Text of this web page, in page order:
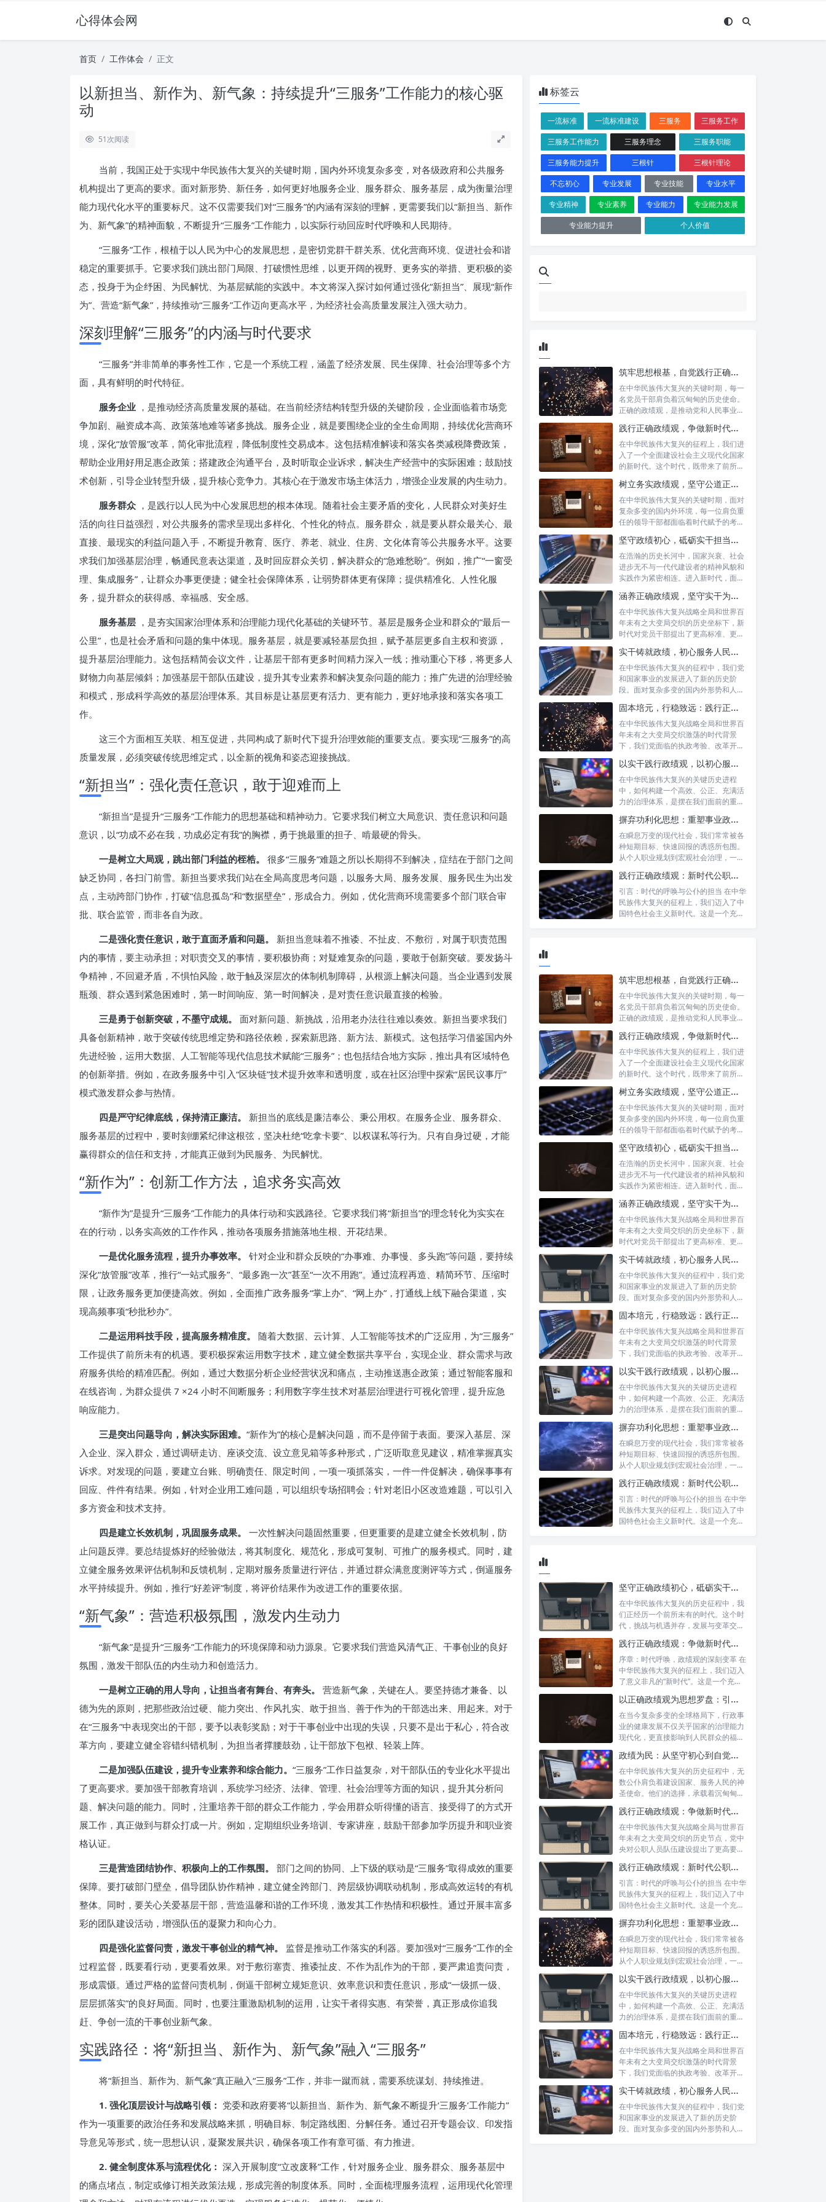
心得体会网
首页 工作体会 正文
以新担当、新作为、新气象：持续提升“三服务”工作能力的核心驱
动
51次阅读
当前，我国正处于实现中华民族伟大复兴的关键时期，国内外环境复杂多变，对各级政府和公共服务
机构提出了更高的要求。面对新形势、新任务，如何更好地服务企业、服务群众、服务基层，成为衡量治理
能力现代化水平的重要标尺。这不仅需要我们对“三服务”的内涵有深刻的理解，更需要我们以“新担当、新作
为、新气象”的精神面貌，不断提升“三服务”工作能力，以实际行动回应时代呼唤和人民期待。
“三服务”工作，根植于以人民为中心的发展思想，是密切党群干群关系、优化营商环境、促进社会和谐
稳定的重要抓手。它要求我们跳出部门局限、打破惯性思维，以更开阔的视野、更务实的举措、更积极的姿
态，投身于为企纾困、为民解忧、为基层赋能的实践中。本文将深入探讨如何通过强化“新担当”、展现“新作
为”、营造“新气象”，持续推动“三服务”工作迈向更高水平，为经济社会高质量发展注入强大动力。
深刻理解“三服务”的内涵与时代要求
“三服务”并非简单的事务性工作，它是一个系统工程，涵盖了经济发展、民生保障、社会治理等多个方
面，具有鲜明的时代特征。
服务企业 ，是推动经济高质量发展的基础。在当前经济结构转型升级的关键阶段，企业面临着市场竞
争加剧、融资成本高、政策落地难等诸多挑战。服务企业，就是要围绕企业的全生命周期，持续优化营商环
境，深化“放管服”改革，简化审批流程，降低制度性交易成本。这包括精准解读和落实各类减税降费政策，
帮助企业用好用足惠企政策；搭建政企沟通平台，及时听取企业诉求，解决生产经营中的实际困难；鼓励技
术创新，引导企业转型升级，提升核心竞争力。其核心在于激发市场主体活力，增强企业发展的内生动力。
服务群众 ，是践行以人民为中心发展思想的根本体现。随着社会主要矛盾的变化，人民群众对美好生
活的向往日益强烈，对公共服务的需求呈现出多样化、个性化的特点。服务群众，就是要从群众最关心、最
直接、最现实的利益问题入手，不断提升教育、医疗、养老、就业、住房、文化体育等公共服务水平。这要
求我们加强基层治理，畅通民意表达渠道，及时回应群众关切，解决群众的“急难愁盼”。例如，推广“一窗受
理、集成服务”，让群众办事更便捷；健全社会保障体系，让弱势群体更有保障；提供精准化、人性化服
务，提升群众的获得感、幸福感、安全感。
服务基层 ，是夯实国家治理体系和治理能力现代化基础的关键环节。基层是服务企业和群众的“最后一
公里”，也是社会矛盾和问题的集中体现。服务基层，就是要减轻基层负担，赋予基层更多自主权和资源，
提升基层治理能力。这包括精简会议文件，让基层干部有更多时间精力深入一线；推动重心下移，将更多人
财物力向基层倾斜；加强基层干部队伍建设，提升其专业素养和解决复杂问题的能力；推广先进的治理经验
和模式，形成科学高效的基层治理体系。其目标是让基层更有活力、更有能力，更好地承接和落实各项工
作。
这三个方面相互关联、相互促进，共同构成了新时代下提升治理效能的重要支点。要实现“三服务”的高
质量发展，必须突破传统思维定式，以全新的视角和姿态迎接挑战。
“新担当”：强化责任意识，敢于迎难而上
“新担当”是提升“三服务”工作能力的思想基础和精神动力。它要求我们树立大局意识、责任意识和问题
意识，以“功成不必在我，功成必定有我”的胸襟，勇于挑最重的担子、啃最硬的骨头。
一是树立大局观，跳出部门利益的桎梏。
很多“三服务”难题之所以长期得不到解决，症结在于部门之间
缺乏协同，各扫门前雪。新担当要求我们站在全局高度思考问题，以服务大局、服务发展、服务民生为出发
点，主动跨部门协作，打破“信息孤岛”和“数据壁垒”，形成合力。例如，优化营商环境需要多个部门联合审
批、联合监管，而非各自为政。
二是强化责任意识，敢于直面矛盾和问题。
新担当意味着不推诿、不扯皮、不敷衍，对属于职责范围
内的事情，要主动承担；对职责交叉的事情，要积极协商；对疑难复杂的问题，要敢于创新突破。要发扬斗
争精神，不回避矛盾，不惧怕风险，敢于触及深层次的体制机制障碍，从根源上解决问题。当企业遇到发展
瓶颈、群众遇到紧急困难时，第一时间响应、第一时间解决，是对责任意识最直接的检验。
三是勇于创新突破，不墨守成规。
面对新问题、新挑战，沿用老办法往往难以奏效。新担当要求我们
具备创新精神，敢于突破传统思维定势和路径依赖，探索新思路、新方法、新模式。这包括学习借鉴国内外
先进经验，运用大数据、人工智能等现代信息技术赋能“三服务”；也包括结合地方实际，推出具有区域特色
的创新举措。例如，在政务服务中引入“区块链”技术提升效率和透明度，或在社区治理中探索“居民议事厅”
模式激发群众参与热情。
四是严守纪律底线，保持清正廉洁。
新担当的底线是廉洁奉公、秉公用权。在服务企业、服务群众、
服务基层的过程中，要时刻绷紧纪律这根弦，坚决杜绝“吃拿卡要”、以权谋私等行为。只有自身过硬，才能
赢得群众的信任和支持，才能真正做到为民服务、为民解忧。
“新作为”：创新工作方法，追求务实高效
“新作为”是提升“三服务”工作能力的具体行动和实践路径。它要求我们将“新担当”的理念转化为实实在
在的行动，以务实高效的工作作风，推动各项服务措施落地生根、开花结果。
一是优化服务流程，提升办事效率。
针对企业和群众反映的“办事难、办事慢、多头跑”等问题，要持续
深化“放管服”改革，推行“一站式服务”、“最多跑一次”甚至“一次不用跑”。通过流程再造、精简环节、压缩时
限，让政务服务更加便捷高效。例如，全面推广政务服务“掌上办”、“网上办”，打通线上线下融合渠道，实
现高频事项“秒批秒办”。
二是运用科技手段，提高服务精准度。
随着大数据、云计算、人工智能等技术的广泛应用，为“三服务”
工作提供了前所未有的机遇。要积极探索运用数字技术，建立健全数据共享平台，实现企业、群众需求与政
府服务供给的精准匹配。例如，通过大数据分析企业经营状况和痛点，主动推送惠企政策；通过智能客服和
在线咨询，为群众提供 7 ×24 小时不间断服务；利用数字孪生技术对基层治理进行可视化管理，提升应急
响应能力。
三是突出问题导向，解决实际困难。 “新作为”的核心是解决问题，而不是停留于表面。要深入基层、深
入企业、深入群众，通过调研走访、座谈交流、设立意见箱等多种形式，广泛听取意见建议，精准掌握真实
诉求。对发现的问题，要建立台账、明确责任、限定时间，一项一项抓落实，一件一件促解决，确保事事有
回应、件件有结果。例如，针对企业用工难问题，可以组织专场招聘会；针对老旧小区改造难题，可以引入
多方资金和技术支持。
四是建立长效机制，巩固服务成果。
一次性解决问题固然重要，但更重要的是建立健全长效机制，防
止问题反弹。要总结提炼好的经验做法，将其制度化、规范化，形成可复制、可推广的服务模式。同时，建
立健全服务效果评估机制和反馈机制，定期对服务质量进行评估，并通过群众满意度测评等方式，倒逼服务
水平持续提升。例如，推行“好差评”制度，将评价结果作为改进工作的重要依据。
“新气象”：营造积极氛围，激发内生动力
“新气象”是提升“三服务”工作能力的环境保障和动力源泉。它要求我们营造风清气正、干事创业的良好
氛围，激发干部队伍的内生动力和创造活力。
一是树立正确的用人导向，让担当者有舞台、有奔头。
营造新气象，关键在人。要坚持德才兼备、以
德为先的原则，把那些政治过硬、能力突出、作风扎实、敢于担当、善于作为的干部选出来、用起来。对于
在“三服务”中表现突出的干部，要予以表彰奖励；对于干事创业中出现的失误，只要不是出于私心，符合改
革方向，要建立健全容错纠错机制，为担当者撑腰鼓劲，让干部放下包袱、轻装上阵。
二是加强队伍建设，提升专业素养和综合能力。 “三服务”工作日益复杂，对干部队伍的专业化水平提出
了更高要求。要加强干部教育培训，系统学习经济、法律、管理、社会治理等方面的知识，提升其分析问
题、解决问题的能力。同时，注重培养干部的群众工作能力，学会用群众听得懂的语言、接受得了的方式开
展工作，真正做到与群众打成一片。例如，定期组织业务培训、专家讲座，鼓励干部参加学历提升和职业资
格认证。
三是营造团结协作、积极向上的工作氛围。
部门之间的协同、上下级的联动是“三服务”取得成效的重要
保障。要打破部门壁垒，倡导团队协作精神，建立健全跨部门、跨层级协调联动机制，形成高效运转的有机
整体。同时，要关心关爱基层干部，营造温馨和谐的工作环境，激发其工作热情和积极性。通过开展丰富多
彩的团队建设活动，增强队伍的凝聚力和向心力。
四是强化监督问责，激发干事创业的精气神。
监督是推动工作落实的利器。要加强对“三服务”工作的全
过程监督，既要看行动，更要看效果。对于敷衍塞责、推诿扯皮、不作为乱作为的干部，要严肃追责问责，
形成震慑。通过严格的监督问责机制，倒逼干部树立规矩意识、效率意识和责任意识，形成“一级抓一级、
层层抓落实”的良好局面。同时，也要注重激励机制的运用，让实干者得实惠、有荣誉，真正形成你追我
赶、争创一流的干事创业新气象。
实践路径：将“新担当、新作为、新气象”融入“三服务”
将“新担当、新作为、新气象”真正融入“三服务”工作，并非一蹴而就，需要系统谋划、持续推进。
1. 强化顶层设计与战略引领： 党委和政府要将“以新担当、新作为、新气象不断提升‘三服务’工作能力”
作为一项重要的政治任务和发展战略来抓，明确目标、制定路线图、分解任务。通过召开专题会议、印发指
导意见等形式，统一思想认识，凝聚发展共识，确保各项工作有章可循、有力推进。
2. 健全制度体系与流程优化： 深入开展制度“立改废释”工作，针对服务企业、服务群众、服务基层中
的痛点堵点，制定或修订相关政策法规，形成完善的制度体系。同时，全面梳理服务流程，运用现代化管理
标签云
一流标准 一流标准建设 三服务
三服务工作
三服务工作能力
三服务理念
三服务职能
三服务能力提升
三根针
三根针理论
不忘初心
专业发展 专业技能
专业水平
专业精神
专业素养 专业能力
专业能力发展
专业能力提升
个人价值
筑牢思想根基，自觉践行正确政绩观：新时代党员干部的价值指引
在中华民族伟大复兴的关键时期，每一
名党员干部肩负着沉甸甸的历史使命。
正确的政绩观，是推动党和人民事业发
践行正确政绩观，争做新时代合格公职人员：新征程的使命与担当
在中华民族伟大复兴的征程上，我们进
入了一个全面建设社会主义现代化国家
的新时代。这个时代，既带来了前所未
树立务实政绩观，坚守公道正派底线：新时代领导干部高质量发展指南
在中华民族伟大复兴的关键时期，面对
复杂多变的国内外环境，每一位肩负重
任的领导干部都面临着时代赋予的考验
坚守政绩初心，砥砺实干担当：新时代高质量发展的精神坐标
在浩瀚的历史长河中，国家兴衰、社会
进步无不与一代代建设者的精神风貌和
实践作为紧密相连。进入新时代，面对
涵养正确政绩观，坚守实干为民情怀：新时代党员干部的责任与担当
在中华民族伟大复兴战略全局和世界百
年未有之大变局交织的历史坐标下，新
时代对党员干部提出了更高标准、更严
实干铸就政绩，初心服务人民：新时代干部担当作为的实践指南
在中华民族伟大复兴的征程中，我们党
和国家事业的发展进入了新的历史阶
段。面对复杂多变的国内外形势和人民
固本培元，行稳致远：践行正确政绩理念，永葆务实清廉作风的时代命题
在中华民族伟大复兴战略全局和世界百
年未有之大变局交织激荡的时代背景
下，我们党面临的执政考验、改革开放
以实干践行政绩观，以初心服务群众：新时代治理的灯塔与指南
在中华民族伟大复兴的关键历史进程
中，如何构建一个高效、公正、充满活
力的治理体系，是摆在我们面前的重要
摒弃功利化思想：重塑事业政绩观，驱动社会高质量发展
在瞬息万变的现代社会，我们常常被各
种短期目标、快速回报的诱惑所包围。
从个人职业规划到宏观社会治理，一种
践行正确政绩观：新时代公职人员的使命与担当
引言：时代的呼唤与公仆的担当 在中华
民族伟大复兴的征程上，我们迈入了中
国特色社会主义新时代。这是一个充满
筑牢思想根基，自觉践行正确政绩观：新时代党员干部的价值指引
在中华民族伟大复兴的关键时期，每一
名党员干部肩负着沉甸甸的历史使命。
正确的政绩观，是推动党和人民事业发
践行正确政绩观，争做新时代合格公职人员：新征程的使命与担当
在中华民族伟大复兴的征程上，我们进
入了一个全面建设社会主义现代化国家
的新时代。这个时代，既带来了前所未
树立务实政绩观，坚守公道正派底线：新时代领导干部高质量发展指南
在中华民族伟大复兴的关键时期，面对
复杂多变的国内外环境，每一位肩负重
任的领导干部都面临着时代赋予的考验
坚守政绩初心，砥砺实干担当：新时代高质量发展的精神坐标
在浩瀚的历史长河中，国家兴衰、社会
进步无不与一代代建设者的精神风貌和
实践作为紧密相连。进入新时代，面对
涵养正确政绩观，坚守实干为民情怀：新时代党员干部的责任与担当
在中华民族伟大复兴战略全局和世界百
年未有之大变局交织的历史坐标下，新
时代对党员干部提出了更高标准、更严
实干铸就政绩，初心服务人民：新时代干部担当作为的实践指南
在中华民族伟大复兴的征程中，我们党
和国家事业的发展进入了新的历史阶
段。面对复杂多变的国内外形势和人民
固本培元，行稳致远：践行正确政绩理念，永葆务实清廉作风的时代命题
在中华民族伟大复兴战略全局和世界百
年未有之大变局交织激荡的时代背景
下，我们党面临的执政考验、改革开放
以实干践行政绩观，以初心服务群众：新时代治理的灯塔与指南
在中华民族伟大复兴的关键历史进程
中，如何构建一个高效、公正、充满活
力的治理体系，是摆在我们面前的重要
摒弃功利化思想：重塑事业政绩观，驱动社会高质量发展
在瞬息万变的现代社会，我们常常被各
种短期目标、快速回报的诱惑所包围。
从个人职业规划到宏观社会治理，一种
践行正确政绩观：新时代公职人员的使命与担当
引言：时代的呼唤与公仆的担当 在中华
民族伟大复兴的征程上，我们迈入了中
国特色社会主义新时代。这是一个充满
坚守正确政绩初心，砥砺实干担当精神：锚定新时代高质量发展的精神坐标
在中华民族伟大复兴的历史征程中，我
们正经历一个前所未有的时代。这个时
代，挑战与机遇并存，发展与变革交
践行正确政绩观：争做新时代合格公职人员的根本遵循与行动自觉
序章：时代呼唤，政绩观的深刻变革 在
中华民族伟大复兴的征程上，我们迈入
了意义非凡的“新时代”。这是一个充满
以正确政绩观为思想罗盘：引领行政事业高质量发展新征程
在当今复杂多变的全球格局下，行政事
业的健康发展不仅关乎国家的治理能力
现代化，更直接影响到人民群众的福祉
政绩为民：从坚守初心到自觉树立正确政绩观的实践之路
在中华民族伟大复兴的历史征程中，无
数公仆肩负着建设国家、服务人民的神
圣使命。他们的选择，承载着沉甸甸的
践行正确政绩观：争做新时代合格公职人员的根本遵循与实践路径
在中华民族伟大复兴战略全局与世界百
年未有之大变局交织的历史节点，党中
央对公职人员队伍建设提出了更高要
践行正确政绩观：新时代公职人员的使命与担当
引言：时代的呼唤与公仆的担当 在中华
民族伟大复兴的征程上，我们迈入了中
国特色社会主义新时代。这是一个充满
摒弃功利化思想：重塑事业政绩观，驱动社会高质量发展
在瞬息万变的现代社会，我们常常被各
种短期目标、快速回报的诱惑所包围。
从个人职业规划到宏观社会治理，一种
以实干践行政绩观，以初心服务群众：新时代治理的灯塔与指南
在中华民族伟大复兴的关键历史进程
中，如何构建一个高效、公正、充满活
力的治理体系，是摆在我们面前的重要
固本培元，行稳致远：践行正确政绩理念，永葆务实清廉作风的时代命题
在中华民族伟大复兴战略全局和世界百
年未有之大变局交织激荡的时代背景
下，我们党面临的执政考验、改革开放
实干铸就政绩，初心服务人民：新时代干部担当作为的实践指南
在中华民族伟大复兴的征程中，我们党
和国家事业的发展进入了新的历史阶
段。面对复杂多变的国内外形势和人民